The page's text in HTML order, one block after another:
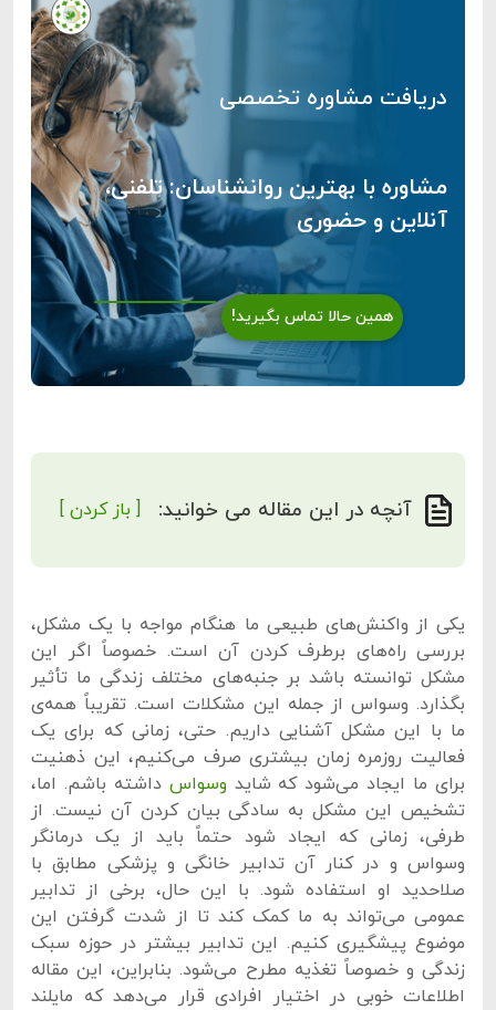
دریافت مشاوره تخصصی
مشاوره با بهترین روانشناسان: تلفنی،
آنلاین و حضوری
همین حالا تماس بگیرید!
آنچه در این مقاله می خوانید: [ باز کردن ]
یکی از واکنش‌های طبیعی ما هنگام مواجه با یک مشکل،
بررسی راه‌های برطرف کردن آن است. خصوصاً اگر این
مشکل توانسته باشد بر جنبه‌های مختلف زندگی ما تأثیر
بگذارد. وسواس از جمله این مشکلات است. تقریباً همه‌ی
ما با این مشکل آشنایی داریم. حتی، زمانی که برای یک
فعالیت روزمره زمان بیشتری صرف می‌کنیم، این ذهنیت
برای ما ایجاد می‌شود که شاید وسواس داشته باشم. اما،
تشخیص این مشکل به سادگی بیان کردن آن نیست. از
طرفی، زمانی که ایجاد شود حتماً باید از یک درمانگر
وسواس و در کنار آن تدابیر خانگی و پزشکی مطابق با
صلاحدید او استفاده شود. با این حال، برخی از تدابیر
عمومی می‌تواند به ما کمک کند تا از شدت گرفتن این
موضوع پیشگیری کنیم. این تدابیر بیشتر در حوزه سبک
زندگی و خصوصاً تغذیه مطرح می‌شود. بنابراین، این مقاله
اطلاعات خوبی در اختیار افرادی قرار می‌دهد که مایلند